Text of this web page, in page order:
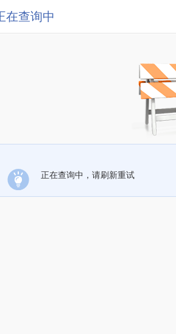
在查询中
正在查询中，请刷新重试